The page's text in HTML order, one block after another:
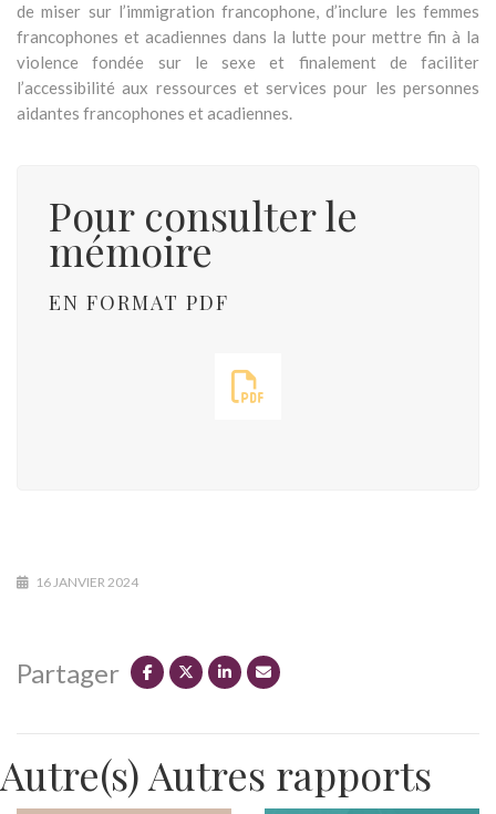
de miser sur l’immigration francophone, d’inclure les femmes
francophones et acadiennes dans la lutte pour mettre fin à la
violence fondée sur le sexe et finalement de faciliter
l’accessibilité aux ressources et services pour les personnes
aidantes francophones et acadiennes.
Pour consulter le
mémoire
EN FORMAT PDF
16 JANVIER 2024
Partager
Autre(s) Autres rapports